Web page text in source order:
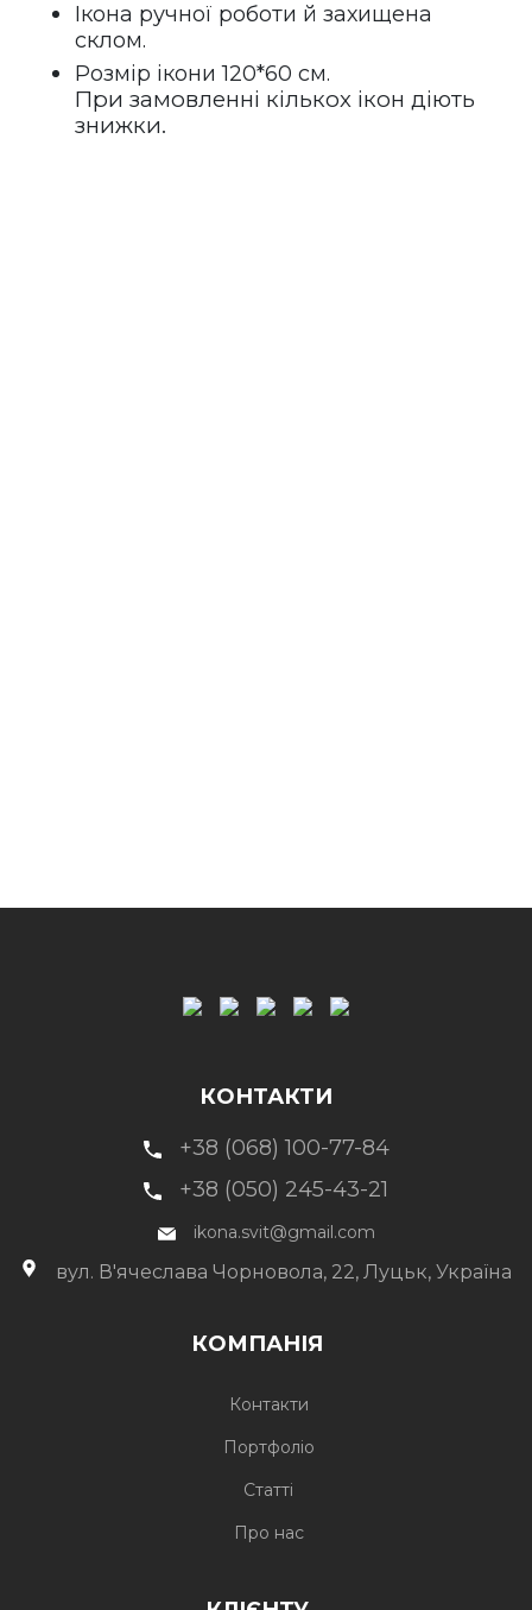
Ікона ручної роботи й захищена
склом.
Розмір ікони 120*60 см.
При замовленні кількох ікон діють
знижки.
КОМПАНІЯ
Контакти
Портфоліо
Статті
Про нас
КОНТАКТИ
+38 (068) 100-77-84
+38 (050) 245-43-21
ikona.svit@gmail.com
вул. В'ячеслава Чорновола, 22, Луцьк, Україна